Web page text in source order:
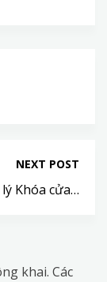
NEXT POST
Khóa cửa…
khai. Các